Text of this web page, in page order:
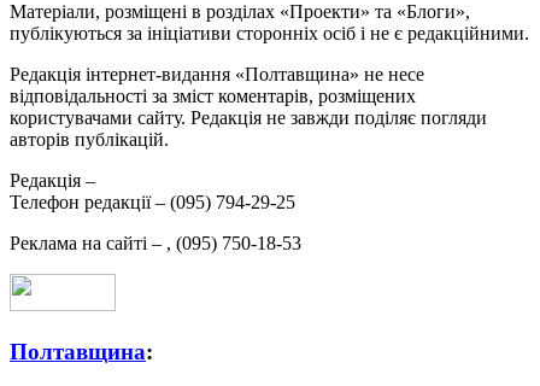
Матеріали, розміщені в розділах «Проекти» та «Блоги»,
публікуються за ініціативи сторонніх осіб і не є редакційними.
Редакція інтернет-видання «Полтавщина» не несе
відповідальності за зміст коментарів, розміщених
користувачами сайту. Редакція не завжди поділяє погляди
авторів публікацій.
Редакція –
Телефон редакції – (095) 794-29-25
Реклама на сайті – , (095) 750-18-53
Полтавщина: